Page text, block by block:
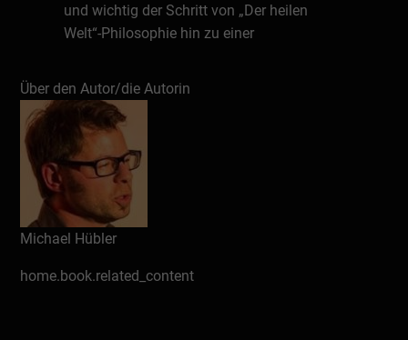
und wichtig der Schritt von „Der heilen
Welt“-Philosophie hin zu einer
Kunden ist.
Schreiben Sie eine Rezension
Über den Autor/die Autorin
Michael Hübler
home.book.related_content